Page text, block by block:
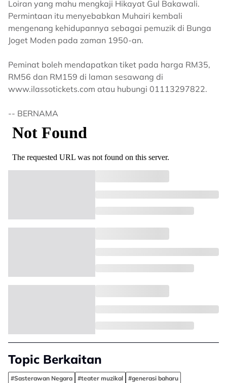
Loiran yang mahu mengkaji Hikayat Gul Bakawali.
Permintaan itu menyebabkan Muhairi kembali
mengenang kehidupannya sebagai pemuzik di Bunga
Joget Moden pada zaman 1950-an.
Peminat boleh mendapatkan tiket pada harga RM35,
RM56 dan RM159 di laman sesawang di
www.ilassotickets.com atau hubungi 01113297822.
-- BERNAMA
Topic Berkaitan
#Sasterawan Negara #teater muzikal
#generasi baharu